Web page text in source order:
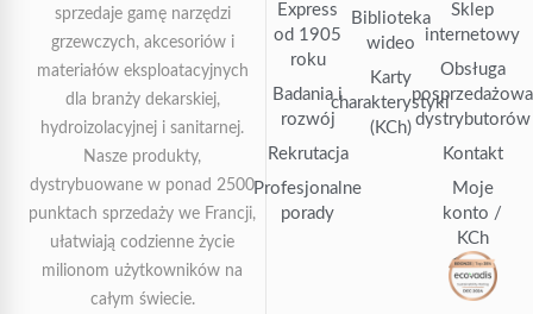
sprzedaje gamę narzędzi
grzewczych, akcesoriów i
materiałów eksploatacyjnych
dla branży dekarskiej,
hydroizolacyjnej i sanitarnej.
Nasze produkty,
dystrybuowane w ponad 2500
punktach sprzedaży we Francji,
ułatwiają codzienne życie
milionom użytkowników na
całym świecie.
Express
od 1905
roku
Badania i
rozwój
Rekrutacja
Profesjonalne
porady
Biblioteka
wideo
Karty
charakterystyki
(KCh)
Sklep
internetowy
Obsługa
posprzedażowa
dystrybutorów
Kontakt
Moje
konto /
KCh